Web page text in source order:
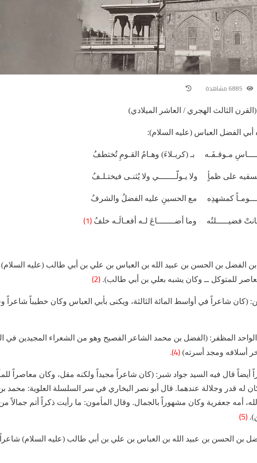
الثالث الهجري / العاشر الميلادي)
الفضل العباس (عليه السلام):
مـوقـفَـه بـ (كربـلاءَ) وهـامُ القـومِ تُختطفُ
على ظمأٍ ولا يـولّـــــــي ولا يُثنـى فيختـلـفُ
كمشهدِه مع الحسينِ عليه الفضلُ والشرفُ
فضيـــــلتُه وما أضـــــــاعَ لـه أفعـالَـه خلفُ (1)
الفضل بن الحسن بن عبيد الله بن العباس بن علي بن أبي طالب (عليه
للمتوكل ــ وكان يشبه بعلي بن أبي طالب). (2)
(كان شاعراً في أواسط المائة الثالثة، ويكنى بأبي العباس وكان خطيباً شاعراً
المظفر: (الفضل بن محمد الشاعر الفصيح وهو من الشعراء المجيدين في
أسلافه ومجد أسرته) (4).
أيضاً قال فيه السيد جواد شبر: (كان شاعراً مجيداً ولكنه مقل، وكان معاصراً
له قدر وجلالة عندهما. قال أبو نصر البخاري في سر السلسلة العلوية: محمد
أمه جعفرية وكان مشهوراً بالجمال. وقال المأمون: ما رأيت ذكراً أتم جمالاً
(5)
بن الحسن بن عبيد الله بن العباس بن علي بن أبي طالب (عليه السلام)